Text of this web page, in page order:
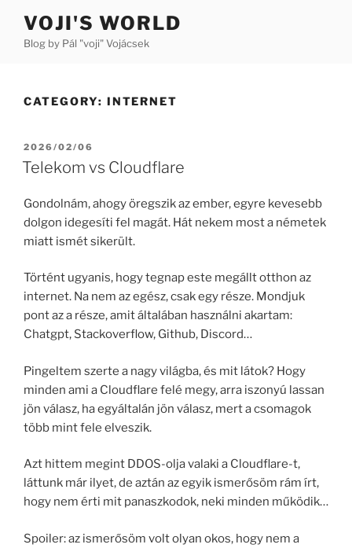
content
VOJI'S WORLD
Blog by Pál "voji" Vojácsek
CATEGORY: INTERNET
POSTED
ON
2026/02/06
Telekom vs Cloudflare
Gondolnám, ahogy öregszik az ember, egyre kevesebb
dolgon idegesíti fel magát. Hát nekem most a németek
miatt ismét sikerült.
Történt ugyanis, hogy tegnap este megállt otthon az
internet. Na nem az egész, csak egy része. Mondjuk
pont az a része, amit általában használni akartam:
Chatgpt, Stackoverflow, Github, Discord…
Pingeltem szerte a nagy világba, és mit látok? Hogy
minden ami a Cloudflare felé megy, arra iszonyú lassan
jön válasz, ha egyáltalán jön válasz, mert a csomagok
több mint fele elveszik.
Azt hittem megint DDOS-olja valaki a Cloudflare-t,
láttunk már ilyet, de aztán az egyik ismerősöm rám írt,
hogy nem érti mit panaszkodok, neki minden működik…
Spoiler: az ismerősöm volt olyan okos, hogy nem a